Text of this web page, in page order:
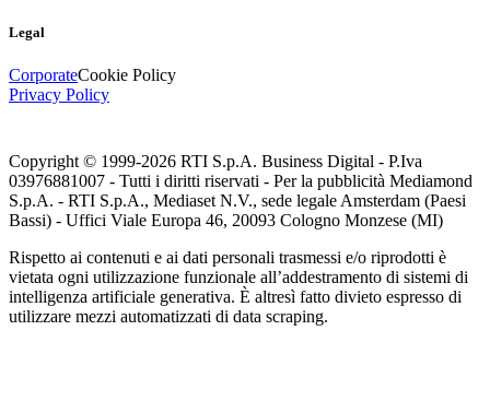
Legal
CorporateCookie Policy
Privacy Policy
Copyright © 1999-2026 RTI S.p.A. Business Digital - P.Iva
03976881007 - Tutti i diritti riservati - Per la pubblicità Mediamond
S.p.A. - RTI S.p.A., Mediaset N.V., sede legale Amsterdam (Paesi
Bassi) - Uffici Viale Europa 46, 20093 Cologno Monzese (MI)
Rispetto ai contenuti e ai dati personali trasmessi e/o riprodotti è
vietata ogni utilizzazione funzionale all’addestramento di sistemi di
intelligenza artificiale generativa. È altresì fatto divieto espresso di
utilizzare mezzi automatizzati di data scraping.